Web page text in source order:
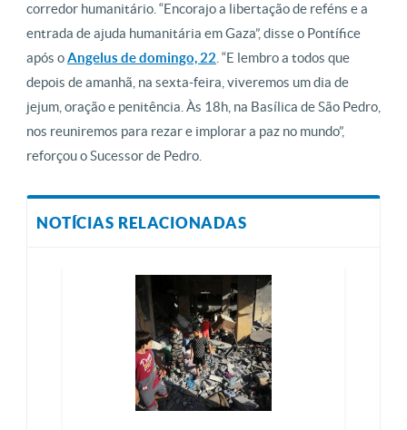
corredor humanitário. “Encorajo a libertação de reféns e a
entrada de ajuda humanitária em Gaza”, disse o Pontífice
após oAngelus de domingo, 22 . “E lembro a todos que
depois de amanhã, na sexta-feira, viveremos um dia de
jejum, oração e penitência. Às 18h, na Basílica de São Pedro,
nos reuniremos para rezar e implorar a paz no mundo”,
reforçou o Sucessor de Pedro.
NOTÍCIAS RELACIONADAS